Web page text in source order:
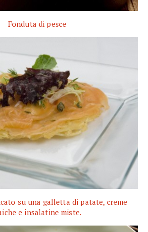
Fonduta di pesce
su una galletta di patate, creme
e insalatine miste.